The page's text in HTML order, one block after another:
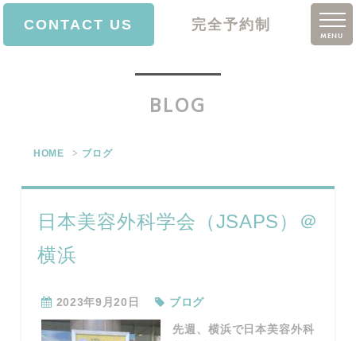
CONTACT US 完全予約制
MENU
クリニック案内
アクセス
求人情報
BLOG
HOME ブログ
日本美容外科学会（JSAPS）＠
横浜
2023年9月20日 ブログ
先週、横浜で日本美容外科